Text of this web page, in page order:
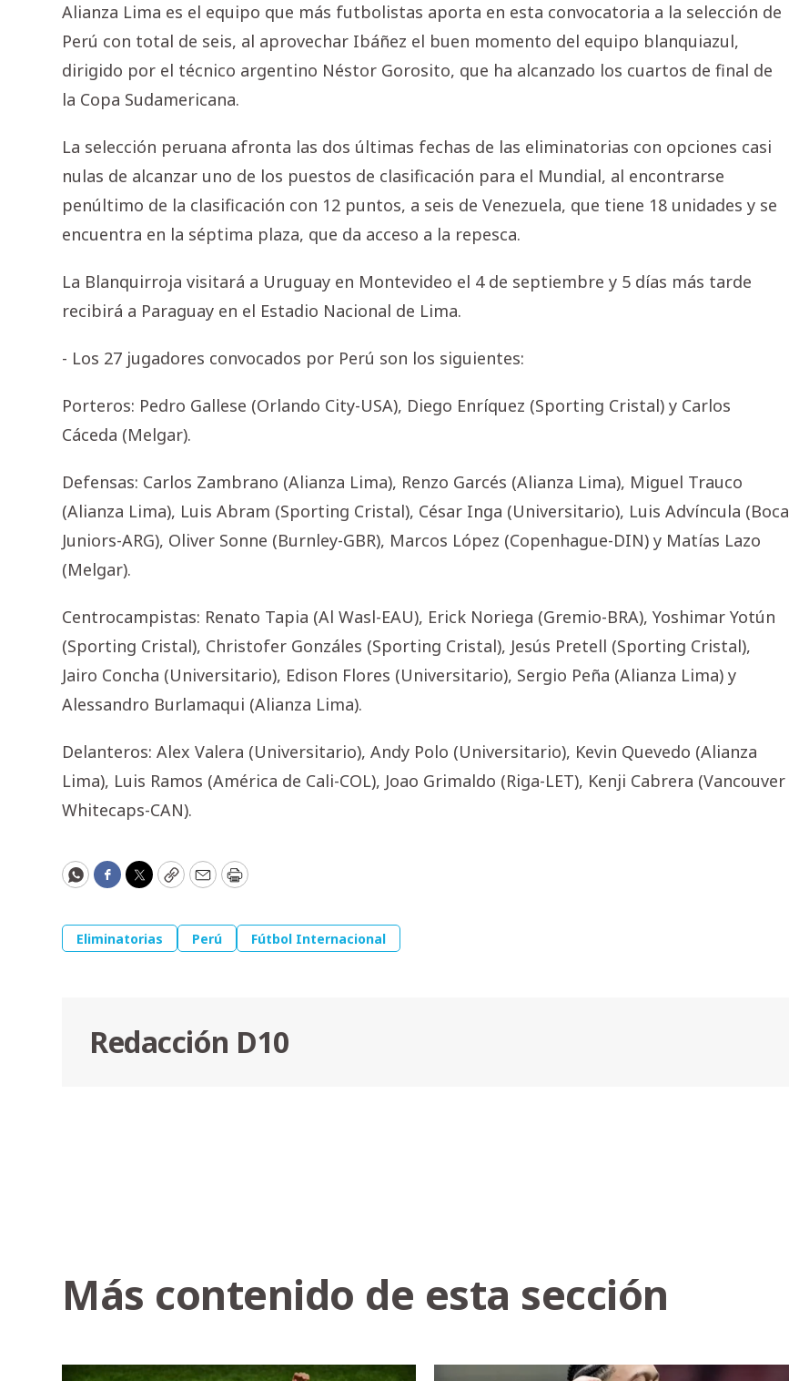
Alianza Lima es el equipo que más futbolistas aporta en esta convocatoria a la selección de
Perú con total de seis, al aprovechar Ibáñez el buen momento del equipo blanquiazul,
dirigido por el técnico argentino Néstor Gorosito, que ha alcanzado los cuartos de final de
la Copa Sudamericana.
La selección peruana afronta las dos últimas fechas de las eliminatorias con opciones casi
nulas de alcanzar uno de los puestos de clasificación para el Mundial, al encontrarse
penúltimo de la clasificación con 12 puntos, a seis de Venezuela, que tiene 18 unidades y se
encuentra en la séptima plaza, que da acceso a la repesca.
La Blanquirroja visitará a Uruguay en Montevideo el 4 de septiembre y 5 días más tarde
recibirá a Paraguay en el Estadio Nacional de Lima.
- Los 27 jugadores convocados por Perú son los siguientes:
Porteros: Pedro Gallese (Orlando City-USA), Diego Enríquez (Sporting Cristal) y Carlos
Cáceda (Melgar).
Defensas: Carlos Zambrano (Alianza Lima), Renzo Garcés (Alianza Lima), Miguel Trauco
(Alianza Lima), Luis Abram (Sporting Cristal), César Inga (Universitario), Luis Advíncula (Boca
Juniors-ARG), Oliver Sonne (Burnley-GBR), Marcos López (Copenhague-DIN) y Matías Lazo
(Melgar).
Centrocampistas: Renato Tapia (Al Wasl-EAU), Erick Noriega (Gremio-BRA), Yoshimar Yotún
(Sporting Cristal), Christofer Gonzáles (Sporting Cristal), Jesús Pretell (Sporting Cristal),
Jairo Concha (Universitario), Edison Flores (Universitario), Sergio Peña (Alianza Lima) y
Alessandro Burlamaqui (Alianza Lima).
Delanteros: Alex Valera (Universitario), Andy Polo (Universitario), Kevin Quevedo (Alianza
Lima), Luis Ramos (América de Cali-COL), Joao Grimaldo (Riga-LET), Kenji Cabrera (Vancouver
Whitecaps-CAN).
WhatsApp
Facebook
Twitter
CopyEmailPrint
Eliminatorias Perú Fútbol Internacional
Redacción D10
Más contenido de esta sección